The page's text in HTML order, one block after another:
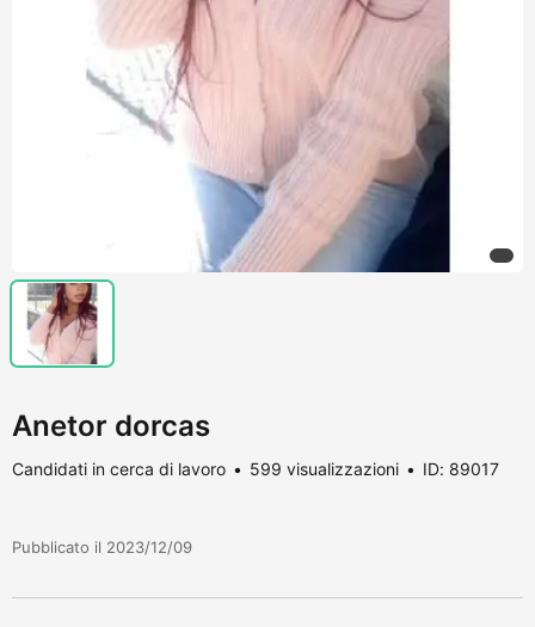
Anetor dorcas
Candidati in cerca di lavoro 599 visualizzazioni ID: 89017
Pubblicato il 2023/12/09